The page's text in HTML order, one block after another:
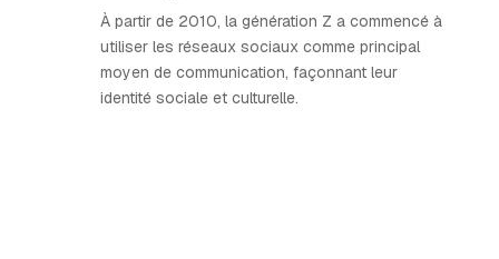
À partir de 2010, la génération Z a commencé à
utiliser les réseaux sociaux comme principal
moyen de communication, façonnant leur
identité sociale et culturelle.